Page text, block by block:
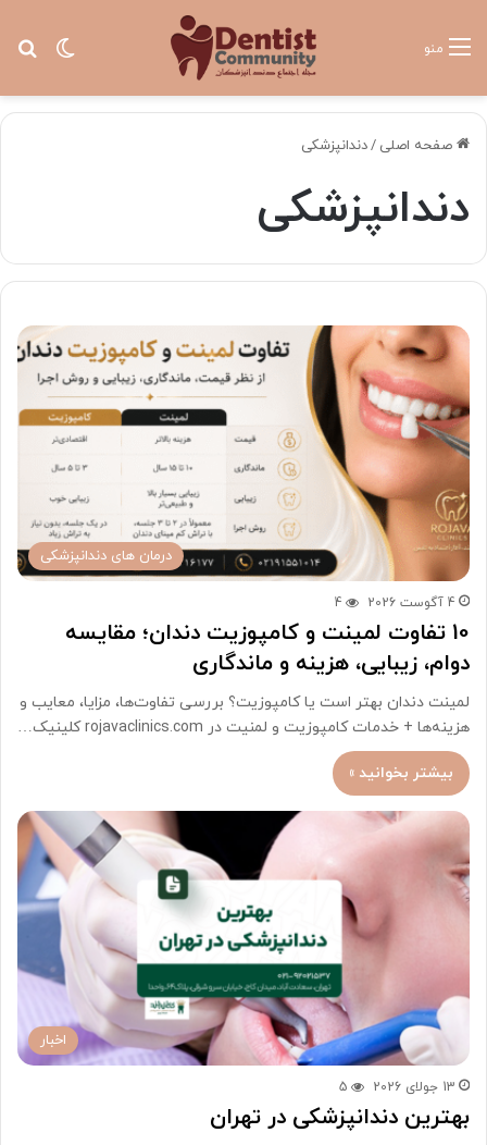
منو
صفحه اصلی /دندانپزشکی
دندانپزشکی
درمان های دندانپزشکی
4 آگوست 2026 4
10 تفاوت لمینت و کامپوزیت دندان؛ مقایسه
دوام، زیبایی، هزینه و ماندگاری
لمینت دندان بهتر است یا کامپوزیت؟ بررسی تفاوت‌ها، مزایا، معایب و
هزینه‌ها + خدمات کامپوزیت و لمنیت در rojavaclinics.com کلینیک…
بیشتر بخوانید »
اخبار
13 جولای 2026 5
بهترین دندانپزشکی در تهران